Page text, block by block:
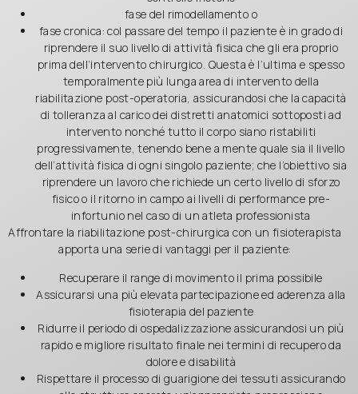
fase del rimodellamento o
fase cronica: col passare del tempo il paziente è in grado di
riprendere il suo livello di attività fisica che gli era proprio
prima dell’intervento chirurgico. Questa è l’ultima e spesso
temporalmente più lunga area di intervento della
riabilitazione post-operatoria, assicurandosi che la capacità
di tolleranza al carico dei distretti anatomici sottoposti ad
intervento nonché tutto il corpo siano ristabiliti
progressivamente, tenendo bene a mente quale sia il livello
dell’attività fisica di ogni singolo paziente; che l’obiettivo sia
riprendere un lavoro che richiede un certo livello di sforzo
fisico o il ritorno in campo ai livelli di performance pre-
infortunio nel caso di un atleta professionista
Affrontare la riabilitazione post-chirurgica con un fisioterapista
apporta una serie di vantaggi per il paziente:
Recuperare il range di movimento il prima possibile
Assicurarsi una più elevata partecipazione ed aderenza alla
fisioterapia del paziente
Ridurre il periodo di ospedalizzazione assicurandosi un più
rapido e migliore risultato finale nei termini di recupero da
dolore e disabilità
Rispettare il processo di guarigione dei tessuti assicurando